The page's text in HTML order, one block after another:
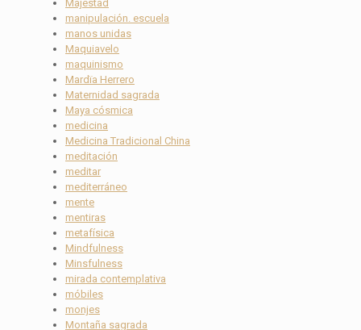
Majestad
manipulación. escuela
manos unidas
Maquiavelo
maquinismo
Mardïa Herrero
Maternidad sagrada
Maya cósmica
medicina
Medicina Tradicional China
meditación
meditar
mediterráneo
mente
mentiras
metafísica
Mindfulness
Minsfulness
mirada contemplativa
móbiles
monjes
Montaña sagrada